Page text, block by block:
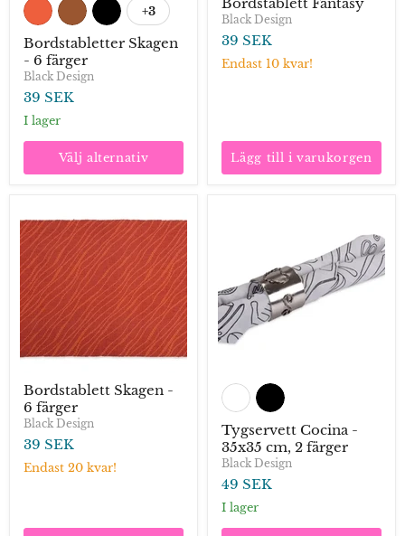
Visa/dölj
färgprover
+3
Bordstabletter Skagen
- 6 färger
Black Design
39 SEK
I lager
Välj alternativ
Black Design
39 SEK
Endast 10 kvar!
Lägg till i varukorgen
Skagen
-
6
färger
Bordstablett Skagen -
6 färger
Black Design
39 SEK
Endast 20 kvar!
färger
Tygservett Cocina -
35x35 cm, 2 färger
Black Design
49 SEK
I lager